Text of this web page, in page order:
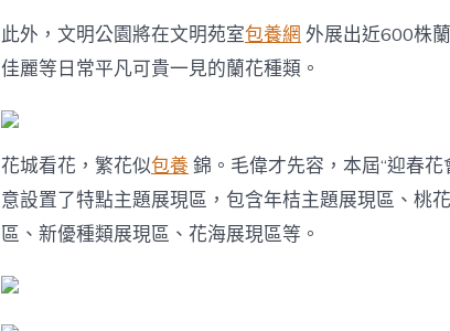
此外，文明公園將在文明苑室包養網 外展出近600株
佳麗等日常平凡可貴一見的蘭花種類。
花城看花，繁花似包養 錦。毛偉才先容，本屆“迎春
意設置了特點主題展現區，包含年桔主題展現區、桃花
區、新優種類展現區、花海展現區等。